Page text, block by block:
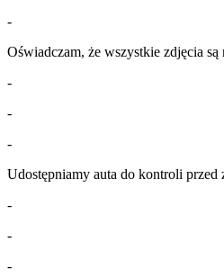
-
Oświadczam, że wszystkie zdjęcia
-
-
-
Udostępniamy auta do kontroli
-
-
-